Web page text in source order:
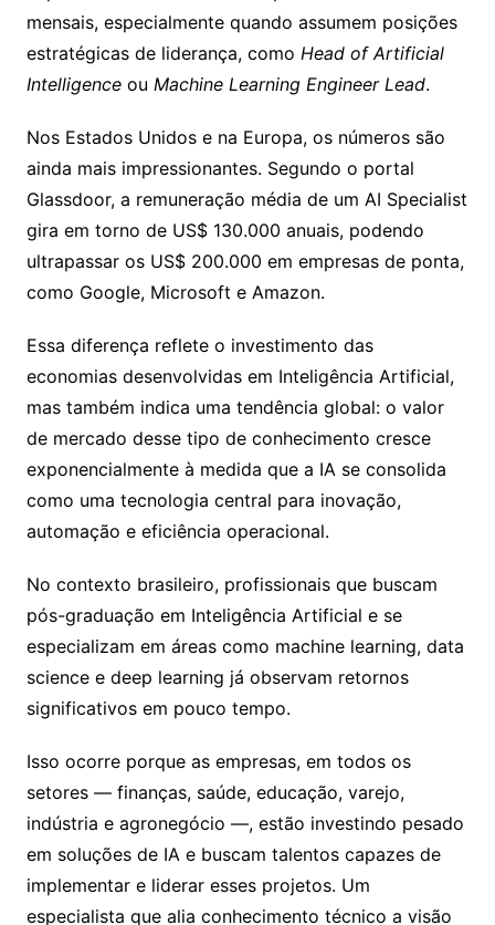
mensais, especialmente quando assumem posições
estratégicas de liderança, como Head of Artificial
Intelligenceou Machine Learning Engineer Lead.
Nos Estados Unidos e na Europa, os números são
ainda mais impressionantes. Segundo o portal
Glassdoor, a remuneração média de um AI Specialist
gira em torno de US$ 130.000 anuais, podendo
ultrapassar os US$ 200.000 em empresas de ponta,
como Google, Microsoft e Amazon.
Essa diferença reflete o investimento das
economias desenvolvidas em Inteligência Artificial,
mas também indica uma tendência global: o valor
de mercado desse tipo de conhecimento cresce
exponencialmente à medida que a IA se consolida
como uma tecnologia central para inovação,
automação e eficiência operacional.
No contexto brasileiro, profissionais que buscam
pós-graduação em Inteligência Artificial e se
especializam em áreas como machine learning, data
science e deep learning já observam retornos
significativos em pouco tempo.
Isso ocorre porque as empresas, em todos os
setores — finanças, saúde, educação, varejo,
indústria e agronegócio —, estão investindo pesado
em soluções de IA e buscam talentos capazes de
implementar e liderar esses projetos. Um
especialista que alia conhecimento técnico a visão